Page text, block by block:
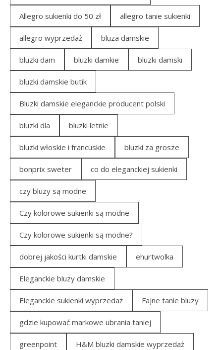
Allegro sukienki do 50 zł allegro tanie sukienki
allegro wyprzedaż bluza damskie
bluzki dam bluzki damkie bluzki damski
bluzki damskie butik
Bluzki damskie eleganckie producent polski
bluzki dla bluzki letnie
bluzki włoskie i francuskie bluzki za grosze
bonprix sweter co do eleganckiej sukienki
czy bluzy są modne
Czy kolorowe sukienki są modne
Czy kolorowe sukienki są modne?
dobrej jakości kurtki damskie ehurtwolka
Eleganckie bluzy damskie
Eleganckie sukienki wyprzedaż Fajne tanie bluzy
gdzie kupować markowe ubrania taniej
greenpoint H&M bluzki damskie wyprzedaż